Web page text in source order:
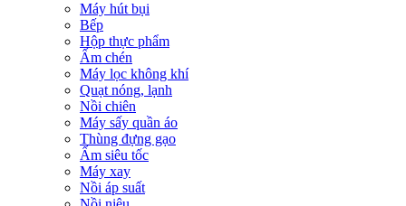
Máy hút bụi
Bếp
Hộp thực phẩm
Ấm chén
Máy lọc không khí
Quạt nóng, lạnh
Nồi chiên
Máy sấy quần áo
Thùng đựng gạo
Ấm siêu tốc
Máy xay
Nồi áp suất